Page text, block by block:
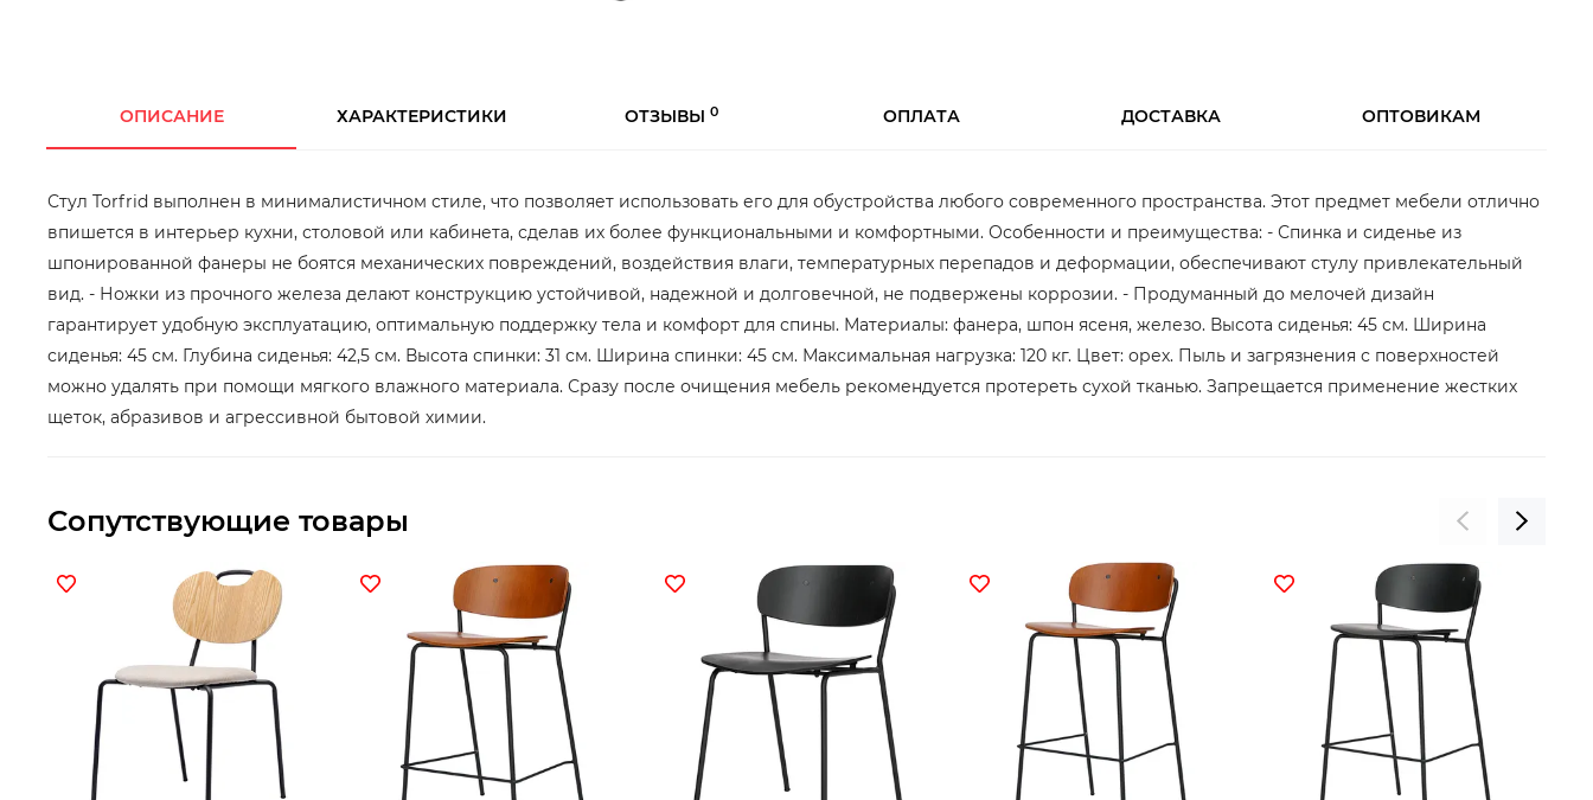
ОПИСАНИЕ ХАРАКТЕРИСТИКИ ОТЗЫВЫ0 ОПЛАТА ДОСТАВКА ОПТОВИКАМ
Стул Torfrid выполнен в минималистичном стиле, что позволяет использовать его для обустройства любого современного пространства. Этот предмет мебели отлично
впишется в интерьер кухни, столовой или кабинета, сделав их более функциональными и комфортными. Особенности и преимущества: - Спинка и сиденье из
шпонированной фанеры не боятся механических повреждений, воздействия влаги, температурных перепадов и деформации, обеспечивают стулу привлекательный
вид. - Ножки из прочного железа делают конструкцию устойчивой, надежной и долговечной, не подвержены коррозии. - Продуманный до мелочей дизайн
гарантирует удобную эксплуатацию, оптимальную поддержку тела и комфорт для спины. Материалы: фанера, шпон ясеня, железо. Высота сиденья: 45 см. Ширина
сиденья: 45 см. Глубина сиденья: 42,5 см. Высота спинки: 31 см. Ширина спинки: 45 см. Максимальная нагрузка: 120 кг. Цвет: орех. Пыль и загрязнения с поверхностей
можно удалять при помощи мягкого влажного материала. Сразу после очищения мебель рекомендуется протереть сухой тканью. Запрещается применение жестких
щеток, абразивов и агрессивной бытовой химии.
Сопутствующие товары